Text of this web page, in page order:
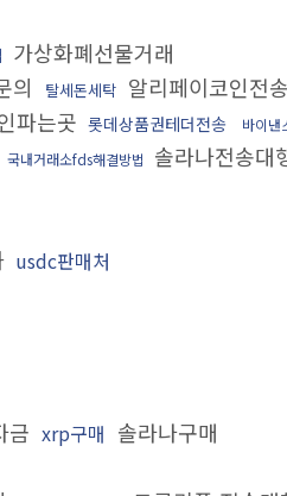
가상화폐선물거래
의 탈세돈세탁 알리페이코인전송
파는곳 롯데상품권테더전송 바이낸
국내거래소fds해결방법 솔라나전송대
usdc판매처
금 xrp구매 솔라나구매